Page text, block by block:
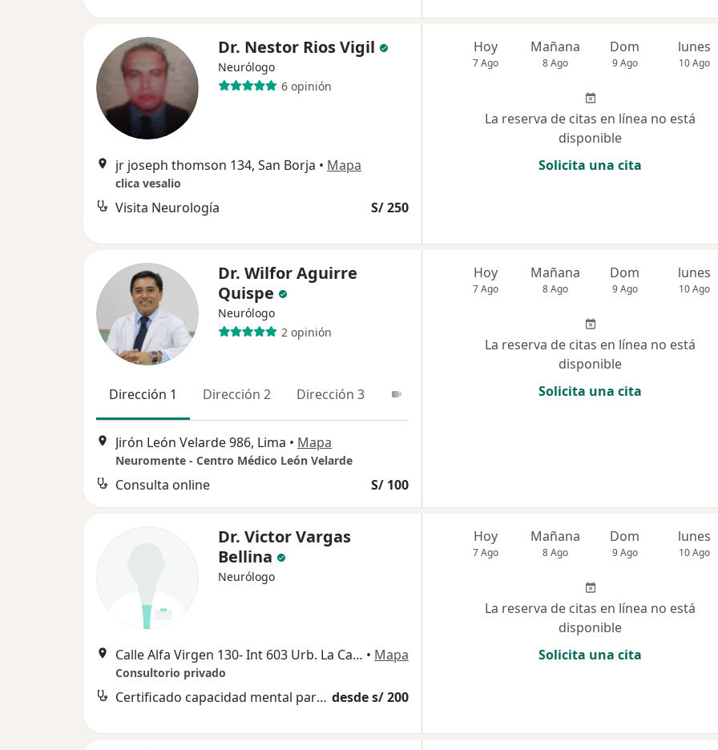
Dr. Nestor Rios Vigil
Neurólogo
6 opinión
jr joseph thomson 134, San Borja • Mapa
clica vesalio
Visita Neurología S/ 250
Hoy
7 Ago
Mañana
8 Ago
Dom
9 Ago
lunes
10 Ago
La reserva de citas en línea no está
disponible
Solicita una cita
Dr. Wilfor Aguirre
Quispe
Neurólogo
2 opinión
Dirección 1 Dirección 2 Dirección 3
Jirón León Velarde 986, Lima • Mapa
Neuromente - Centro Médico León Velarde
Consulta online S/ 100
Hoy
7 Ago
Mañana
8 Ago
Dom
9 Ago
lunes
10 Ago
La reserva de citas en línea no está
disponible
Solicita una cita
Dr. Victor Vargas
Bellina
Neurólogo
Calle Alfa Virgen 130- Int 603 Urb. La Calera Surquillo, Lima • Mapa
Consultorio privado
Certificado capacidad mental para trámites legales desde s/ 200
Hoy
7 Ago
Mañana
8 Ago
Dom
9 Ago
lunes
10 Ago
La reserva de citas en línea no está
disponible
Solicita una cita